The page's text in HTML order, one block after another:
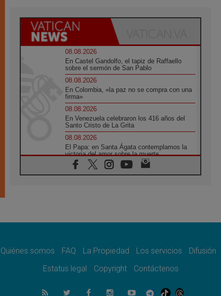
08.08.2026
En Castel Gandolfo, el tapiz de Raffaello
sobre el sermón de San Pablo
08.08.2026
En Colombia, «la paz no se compra con una
firma»
08.08.2026
En Venezuela celebraron los 416 años del
Santo Cristo de La Grita
08.08.2026
El Papa: en Santa Ágata contemplamos la
victoria del amor sobre la muerte
08.08.2026
León XIV visitará el Santuario de la Madre
07.08.2026
07.08.2026
el compromiso del cristiano"
La matanza de niños en Gaza no cesa: 300
Quiénes somos FAQ La Propiedad Los servicios
Difusión
Estatus legal
Copyright Contáctenos